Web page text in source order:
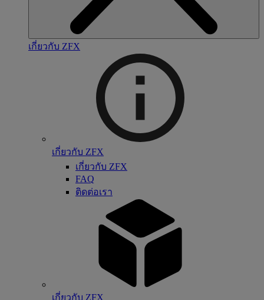
เกี่ยวกับ ZFX
เกี่ยวกับ ZFX
เกี่ยวกับ ZFX
FAQ
ติดต่อเรา
เกี่ยวกับ ZFX